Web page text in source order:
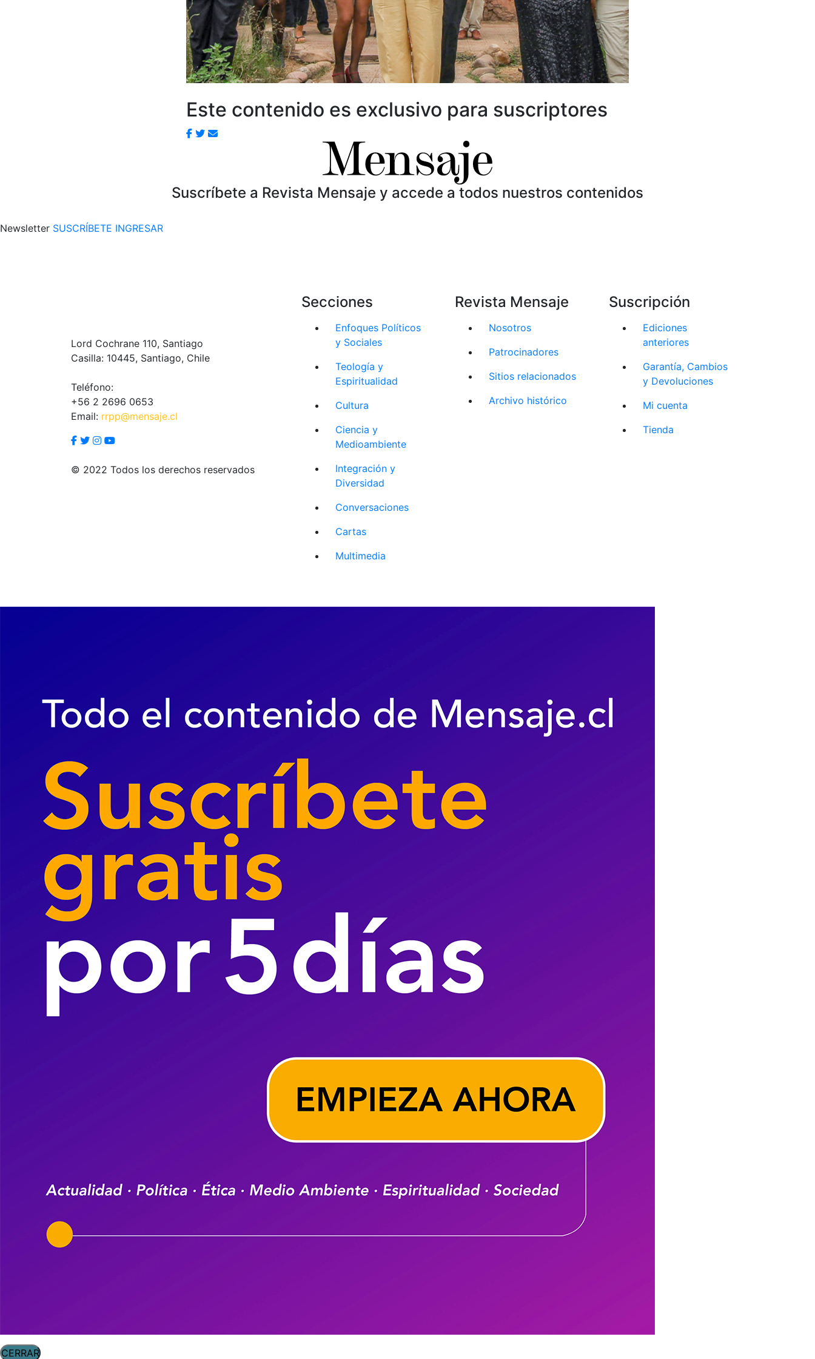
Este contenido es exclusivo para suscriptores
Suscríbete a Revista Mensaje y accede a todos nuestros contenidos
Newsletter SUSCRÍBETE INGRESAR
Lord Cochrane 110, Santiago
Casilla: 10445, Santiago, Chile
Teléfono:
+56 2 2696 0653
Email: rrpp@mensaje.cl
© 2022 Todos los derechos reservados
Secciones
Enfoques Políticos
y Sociales
Teología y
Espiritualidad
Cultura
Ciencia y
Medioambiente
Integración y
Diversidad
Conversaciones
Cartas
Multimedia
Revista Mensaje
Nosotros
Patrocinadores
Sitios relacionados
Archivo histórico
Suscripción
Ediciones
anteriores
Garantía, Cambios
y Devoluciones
Mi cuenta
Tienda
CERRAR